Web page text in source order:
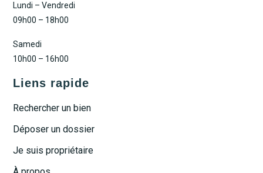
Lundi – Vendredi
09h00 – 18h00
Samedi
10h00 – 16h00
Liens rapide
Rechercher un bien
Déposer un dossier
Je suis propriétaire